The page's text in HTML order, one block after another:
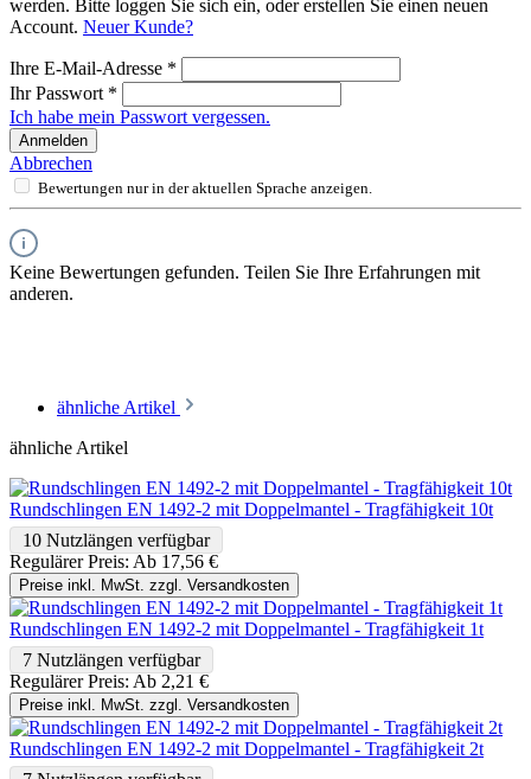
werden. Bitte loggen Sie sich ein, oder erstellen Sie einen neuen
Account. Neuer Kunde?
Ihre E-Mail-Adresse *
Ihr Passwort *
Ich habe mein Passwort vergessen.
Anmelden
Abbrechen
Bewertungen nur in der aktuellen Sprache anzeigen.
Keine Bewertungen gefunden. Teilen Sie Ihre Erfahrungen mit
anderen.
ähnliche Artikel
ähnliche Artikel
Rundschlingen EN 1492-2 mit Doppelmantel - Tragfähigkeit 10t
10 Nutzlängen verfügbar
Regulärer Preis: Ab 17,56 €
Preise inkl. MwSt. zzgl. Versandkosten
Rundschlingen EN 1492-2 mit Doppelmantel - Tragfähigkeit 1t
7 Nutzlängen verfügbar
Regulärer Preis: Ab 2,21 €
Preise inkl. MwSt. zzgl. Versandkosten
Rundschlingen EN 1492-2 mit Doppelmantel - Tragfähigkeit 2t